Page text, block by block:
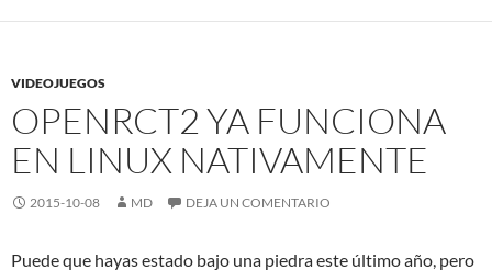
VIDEOJUEGOS
OPENRCT2 YA FUNCIONA
EN LINUX NATIVAMENTE
2015-10-08 MD DEJA UN COMENTARIO
Puede que hayas estado bajo una piedra este último año, pero